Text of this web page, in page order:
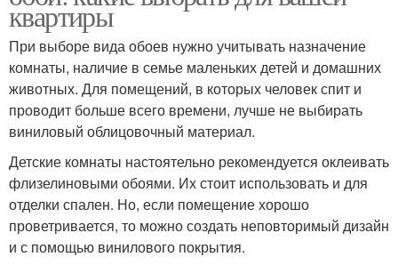
квартиры
При выборе вида обоев нужно учитывать назначение
комнаты, наличие в семье маленьких детей и домашних
животных. Для помещений, в которых человек спит и
проводит больше всего времени, лучше не выбирать
виниловый облицовочный материал.
Детские комнаты настоятельно рекомендуется оклеивать
флизелиновыми обоями. Их стоит использовать и для
отделки спален. Но, если помещение хорошо
проветривается, то можно создать неповторимый дизайн
и с помощью винилового покрытия.